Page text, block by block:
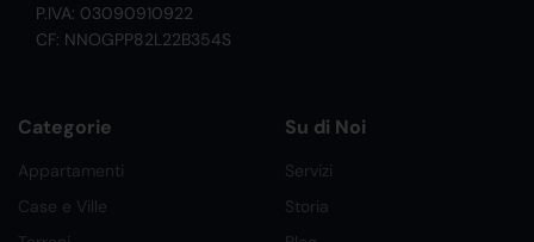
P.IVA: 03090910922
CF: NNOGPP82L22B354S
Categorie
Appartamenti
Case e Ville
Su di Noi
Servizi
Storia